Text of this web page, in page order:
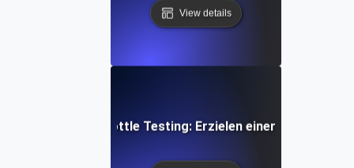
View details
Data Transfer Throttle Testing: Erzielen einer